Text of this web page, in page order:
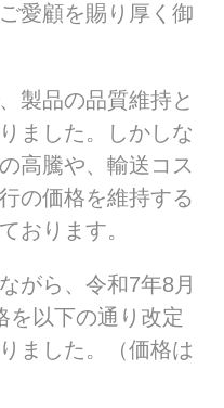
愛顧を賜り厚く御
製品の品質維持と
ました。しかしな
高騰や、輸送コス
の価格を維持する
おります。
がら、令和7年8月
を以下の通り改定
ました。（価格は